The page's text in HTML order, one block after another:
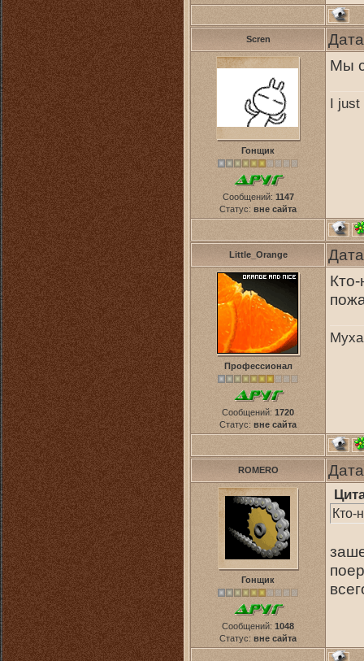
Scren
Гонщик
Сообщений: 1147
Статус: вне сайта
Мы
I
Little_Orange
Профессионал
Сообщений: 1720
Статус: вне сайта
ROMERO
Гонщик
Сообщений: 1048
Статус: вне сайта
Кто-